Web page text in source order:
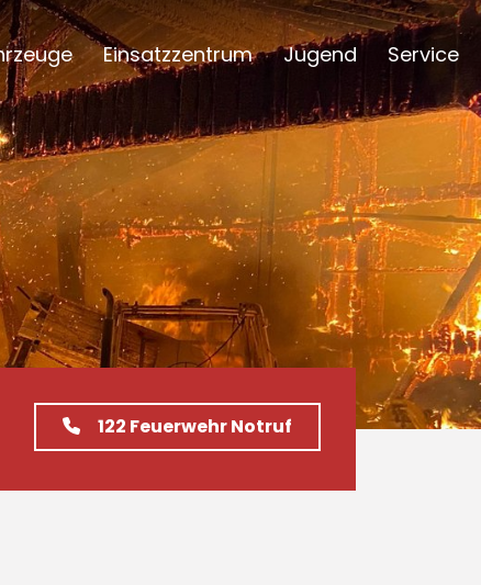
Einsatzzentrum Jugend Service
122 Feuerwehr Notruf